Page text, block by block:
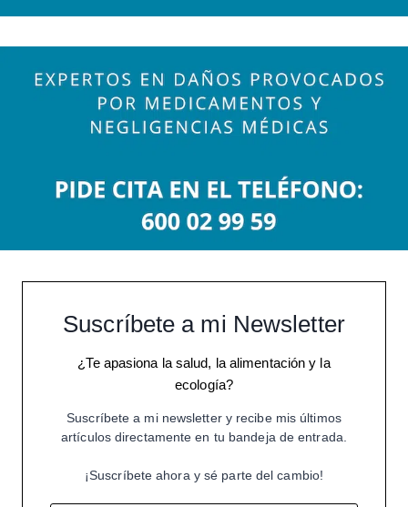
Suscríbete a mi Newsletter
¿Te apasiona la salud, la alimentación y la
ecología?
Suscríbete a mi newsletter y recibe mis últimos
artículos directamente en tu bandeja de entrada.
¡Suscríbete ahora y sé parte del cambio!